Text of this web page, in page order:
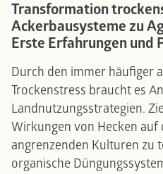
Transformation
Ackerbausysteme zu
Erste Erfahrungen und
Durch den immer häufiger
Trockenstress braucht es
Landnutzungsstrategien.
Wirkungen von Hecken auf
angrenzenden Kulturen zu
organische